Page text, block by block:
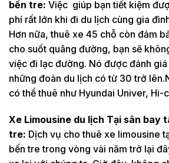
bến tre: Việc giúp bạn tiết kiệm
phí rất lớn khi đi du lịch cùng gia
Hơn nữa, thuê xe 45 chỗ còn đảm
cho suốt quãng đường, bạn sẽ
việc đi lạc đường. Nó được đánh
những đoàn du lịch có từ 30 trở
có thể thuê như Hyundai Univer,
Xe Limousine du lịch Tại sân bay
tre: Dịch vụ cho thuê xe limousine
bến tre trong vòng vài năm trở lại